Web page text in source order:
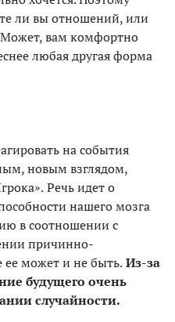
ли вы отношений, или
вам комфортно
любая другая форма
на события
новым взглядом,
Речь идет о
нашего мозга
в соотношении с
причинно-
ее может и не быть.Из-за
будущего очень
случайности.